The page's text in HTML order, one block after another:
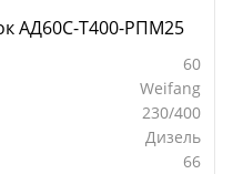
АД60С-Т400-РПМ25
60
Weifang
230/400
Дизель
66